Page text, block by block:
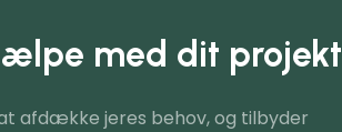
med dit projekt
afdække jeres behov, og tilbyder